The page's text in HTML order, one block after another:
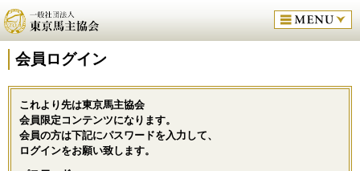
会員ログイン
これより先は東京馬主協会
会員限定コンテンツになります。
会員の方は下記にパスワードを入力して、
ログインをお願い致します。